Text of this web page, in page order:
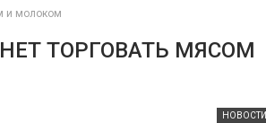
и молоком
ТОРГОВАТЬ МЯСОМ
НОВОСТИ